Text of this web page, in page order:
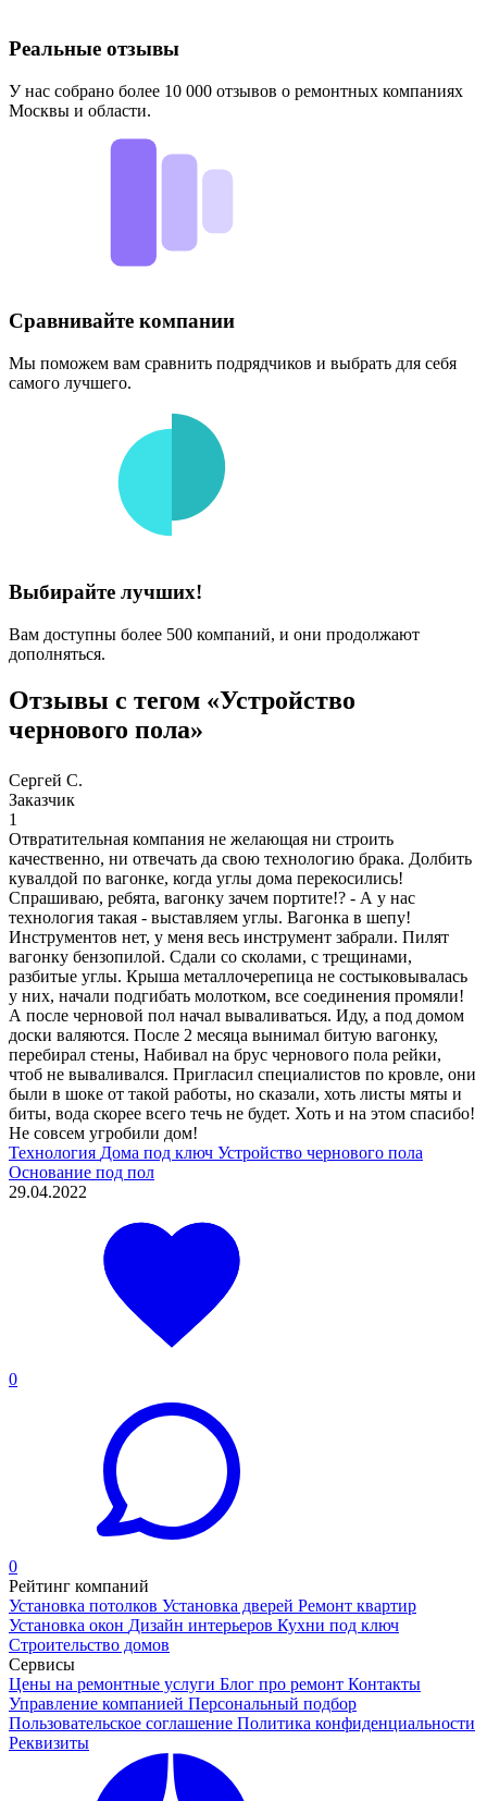
Реальные отзывы
У нас собрано более 10 000 отзывов о ремонтных компаниях
Москвы и области.
Сравнивайте компании
Мы поможем вам сравнить подрядчиков и выбрать для себя
самого лучшего.
Выбирайте лучших!
Вам доступны более 500 компаний, и они продолжают
дополняться.
Отзывы с тегом «Устройство
чернового пола»
Сергей С.
Заказчик
1
Отвратительная компания не желающая ни строить
качественно, ни отвечать да свою технологию брака. Долбить
кувалдой по вагонке, когда углы дома перекосились!
Спрашиваю, ребята, вагонку зачем портите!? - А у нас
технология такая - выставляем углы. Вагонка в шепу!
Инструментов нет, у меня весь инструмент забрали. Пилят
вагонку бензопилой. Сдали со сколами, с трещинами,
разбитые углы. Крыша металлочерепица не состыковывалась
у них, начали подгибать молотком, все соединения промяли!
А после черновой пол начал вываливаться. Иду, а под домом
доски валяются. После 2 месяца вынимал битую вагонку,
перебирал стены, Набивал на брус чернового пола рейки,
чтоб не вываливался. Пригласил специалистов по кровле, они
были в шоке от такой работы, но сказали, хоть листы мяты и
биты, вода скорее всего течь не будет. Хоть и на этом спасибо!
Не совсем угробили дом!
Технология Дома под ключ Устройство чернового пола
Основание под пол
29.04.2022
0
0
Рейтинг компаний
Установка потолков Установка дверей Ремонт квартир
Установка окон Дизайн интерьеров Кухни под ключ
Строительство домов
Сервисы
Цены на ремонтные услуги Блог про ремонт Контакты
Управление компанией Персональный подбор
Пользовательское соглашение Политика конфиденциальности
Реквизиты